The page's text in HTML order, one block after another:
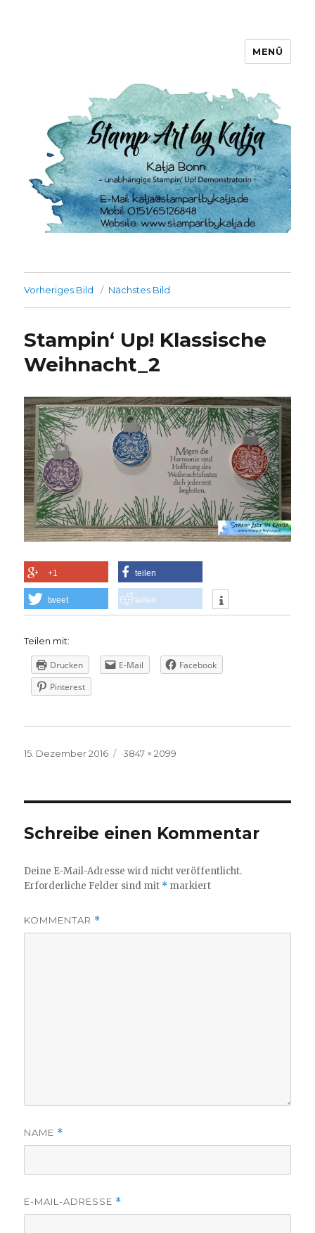
MENÜ
Vorheriges Bild Nächstes Bild
Stampin‘ Up! Klassische
Weihnacht_2
+1 teilen
tweet teilen
Teilen mit:
Drucken E-Mail
Facebook
Pinterest
Veröffentlicht
15. Dezember 2016
Volle
3847 × 2099
Schreibe einen Kommentar
Deine E-Mail-Adresse wird nicht veröffentlicht.
Erforderliche Felder sind mit * markiert
KOMMENTAR *
NAME *
E-MAIL-ADRESSE *